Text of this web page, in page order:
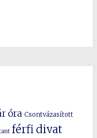
óra Csontvázasított
férfi divat